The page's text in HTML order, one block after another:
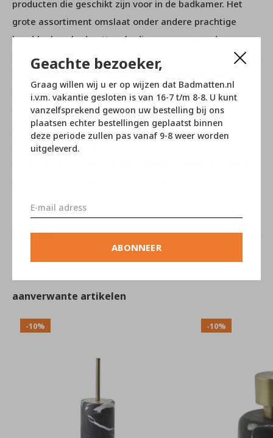
Geachte bezoeker,
Graag willen wij u er op wijzen dat Badmatten.nl
i.v.m. vakantie gesloten is van 16-7 t/m 8-8. U kunt
vanzelfsprekend gewoon uw bestelling bij ons
plaatsen echter bestellingen geplaatst binnen
deze periode zullen pas vanaf 9-8 weer worden
uitgeleverd.
ABONNEER
producten die geschikt zijn voor in de badkamer. Het
grote assortiment omslaat onder andere prachtige
handdoeken, badmatten, badjassen, wasmanden,
zeeppompjes, spiegels, toilet borstels en opbergdoosjes
behoren hiertoe. Alle artikelen zijn gemaakt van
hoogwaardige materialen en vervaardigd met het oog
op gebruikersgemak. Met de prachtige duurzame
producten van Aquanova geeft u uw badkamer in een
handomdraai een rustgevende en mooie sfeer! Mocht u
Reviews
aanverwante artikelen
-10% -10%